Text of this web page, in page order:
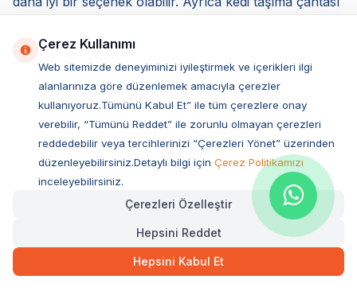
olmalıdır. Sert ürünler yerine daha yumuşak yapıya
sahip ürünleri tercih edebilirsiniz.
*Seçmiş olduğunuz ürünün, havalandırmasının iyi
olması da belirleyici etkenler arasındadır. Küçük
dostunuzun sağlıklı şekilde nefes alıp vermesine
olanak sunar. Ayrıca sıcak ve soğuk havalarda hava
sirkülasyonu konusunda destek sağlar.
*Kedi taşıma çantası modellerinde bir diğer önemli
etkende temizlik aşamasıdır. Rahat ve kolay
temizlenebilir ürün tercih edebilirsiniz. Böylelikle
hijyenik bir alanda taşıma olanağı sağlamış olursunuz.
*Üretimde kullanılan malzemenin kalitesi ve sağlık
Çerez Kullanımı
Web sitemizde deneyiminizi iyileştirmek ve içerikleri ilgi
alanlarınıza göre düzenlemek amacıyla çerezler
kullanıyoruz.Tümünü Kabul Et” ile tüm çerezlere onay
verebilir, “Tümünü Reddet” ile zorunlu olmayan çerezleri
reddedebilir veya tercihlerinizi “Çerezleri Yönet” üzerinden
düzenleyebilirsiniz.Detaylı bilgi için Çerez Politikamızı
inceleyebilirsiniz.
Çerezleri Özelleştir
Hepsini Reddet
Hepsini Kabul Et